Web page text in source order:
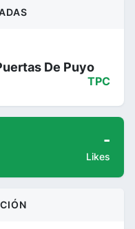
De Puyo
TPC
-
Likes